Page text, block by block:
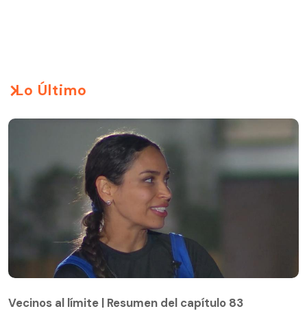
Lo Último
Vecinos al límite | Resumen del capítulo 83